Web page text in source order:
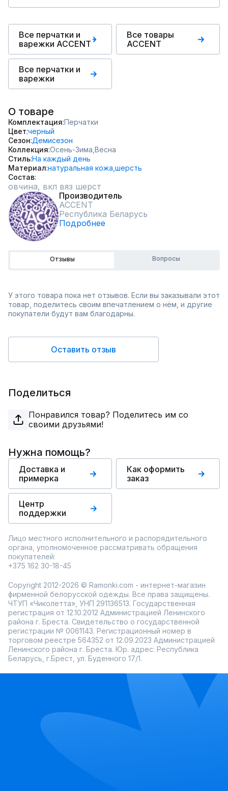
Все перчатки и
варежки ACCENT
Все товары
ACCENT
Все перчатки и
варежки
О товаре
Комплектация Перчатки
Цвет черный
Сезон Демисезон
Коллекция Осень-Зима, Весна
СтильНа каждый день
Материал натуральная кожа, шерсть
Состав
овчина, вкл вяз шерст
Производитель
ACCENT
Республика Беларусь
Подробнее
Отзывы Вопросы
У этого товара пока нет отзывов. Если вы заказывали этот
товар, поделитесь своим впечатлением о нём, и другие
покупатели будут вам благодарны.
Оставить отзыв
Поделиться
Понравился товар? Поделитесь им со
своими друзьями!
Нужна помощь?
Доставка и
примерка
Как оформить
заказ
Центр
поддержки
Лицо местного исполнительного и распорядительного
органа, уполномоченное рассматривать обращения
покупателей:
+375 162 30-18-45
Copyright 2012-2026 © Ramonki.com - интернет-магазин
фирменной белорусской одежды. Все права защищены.
ЧТУП «Чиколетта», УНП 291136513. Государственная
регистрация от 12.10.2012 Администрацией Ленинского
района г. Бреста. Свидетельство о государственной
регистрации № 0061143. Регистрационный номер в
торговом реестре 564352 от 12.09.2023 Администрацией
Ленинского района г. Бреста. Юр. адрес: Республика
Беларусь, г.Брест, ул. Буденного 17/1.